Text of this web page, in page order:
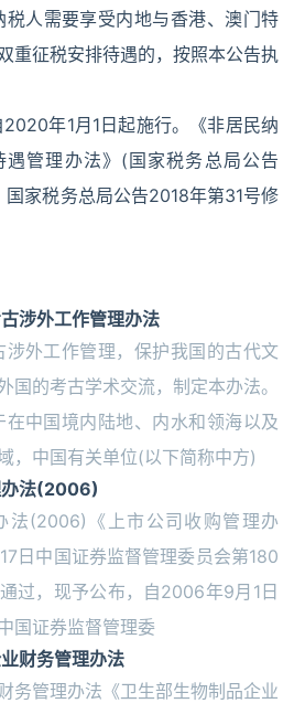
人需要享受内地与香港、澳门特
重征税安排待遇的，按照本公告执
年1月1日起施行。《非居民纳
遇管理办法》(国家税务总局公告
家税务总局公告2018年第31号修
涉外工作管理办法
外工作管理，保护我国的古代文
国的考古学术交流，制定本办法。
中国境内陆地、内水和领海以及
，中国有关单位(以下简称中方)
办法(2006)
法(2006)《上市公司收购管理办
日中国证券监督管理委员会第180
过，现予公布，自2006年9月1日
国证券监督管理委
财务管理办法
务管理办法《卫生部生物制品企业